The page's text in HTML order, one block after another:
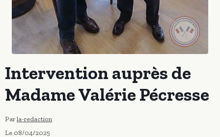
Intervention auprès de
Madame Valérie Pécresse
Parla-redaction
Le 08/04/2025